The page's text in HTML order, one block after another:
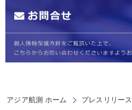
アジア航測 ホーム プレスリリース